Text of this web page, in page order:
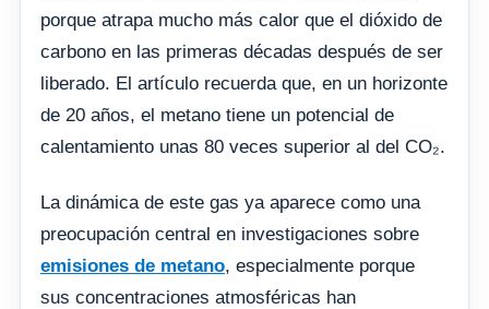
porque atrapa mucho más calor que el dióxido de
carbono en las primeras décadas después de ser
liberado. El artículo recuerda que, en un horizonte
de 20 años, el metano tiene un potencial de
calentamiento unas 80 veces superior al del CO₂.
La dinámica de este gas ya aparece como una
preocupación central en investigaciones sobre
emisiones de metano, especialmente porque
sus concentraciones atmosféricas han